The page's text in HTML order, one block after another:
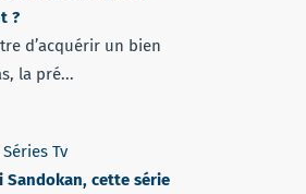
?
d’acquérir un bien
la pré...
Séries Tv
Sandokan, cette série